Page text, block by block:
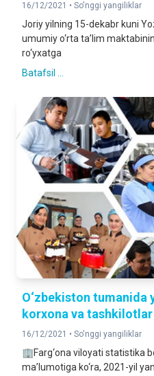
16/12/2021 • So'nggi yangiliklar
Joriy yilning 15-dekabr kuni
umumiy o‘rta ta’lim
ro‘yxatga
Batafsil ...
O‘zbekiston
korxona va tashkilotlar
16/12/2021 • So'nggi yangiliklar
🏢Farg‘ona viloyati statistika
ma’lumotiga ko‘ra, 2021-yil